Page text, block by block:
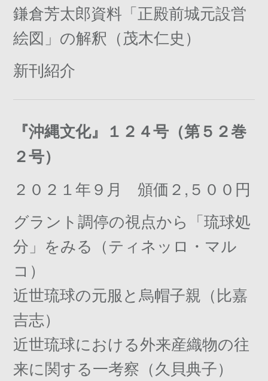
鎌倉芳太郎資料「正殿前城元設営
絵図」の解釈（茂木仁史）
新刊紹介
『沖縄文化』１２４号（第５２巻
２号）
２０２１年９月 頒価２,５００円
グラント調停の視点から「琉球処
分」をみる（ティネッロ・マル
コ）
近世琉球の元服と烏帽子親（比嘉
吉志）
近世琉球における外来産織物の往
来に関する一考察（久貝典子）